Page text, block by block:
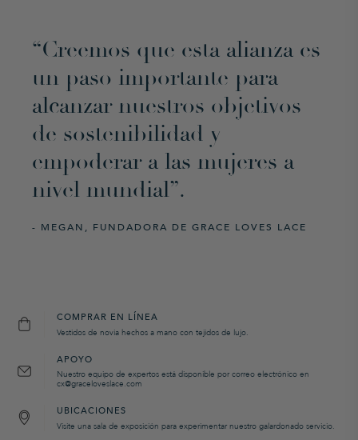
“Creemos que esta alianza es
un paso importante para
alcanzar nuestros objetivos
de sostenibilidad y
empoderar a las mujeres a
nivel mundial”.
- MEGAN, FUNDADORA DE GRACE LOVES LACE
COMPRAR EN LÍNEA
Vestidos de novia hechos a mano con tejidos de lujo.
APOYO
Nuestro equipo de expertos está disponible por correo electrónico en
cx@graceloveslace.com
UBICACIONES
Visite una sala de exposición para experimentar nuestro galardonado servicio.